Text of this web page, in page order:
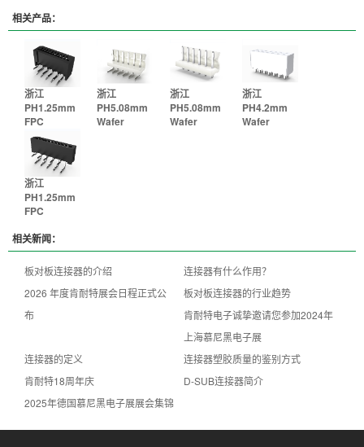
相关产品：
浙江
PH1.25mm
FPC
浙江
PH5.08mm
Wafer
浙江
PH5.08mm
Wafer
浙江
PH4.2mm
Wafer
浙江
PH1.25mm
FPC
相关新闻：
板对板连接器的介绍
连接器有什么作用？
2026 年度肯耐特展会日程正式公
布
板对板连接器的行业趋势
肯耐特电子诚挚邀请您参加2024年
上海慕尼黑电子展
连接器的定义
连接器塑胶质量的鉴别方式
肯耐特18周年庆
D-SUB连接器简介
2025年德国慕尼黑电子展展会集锦